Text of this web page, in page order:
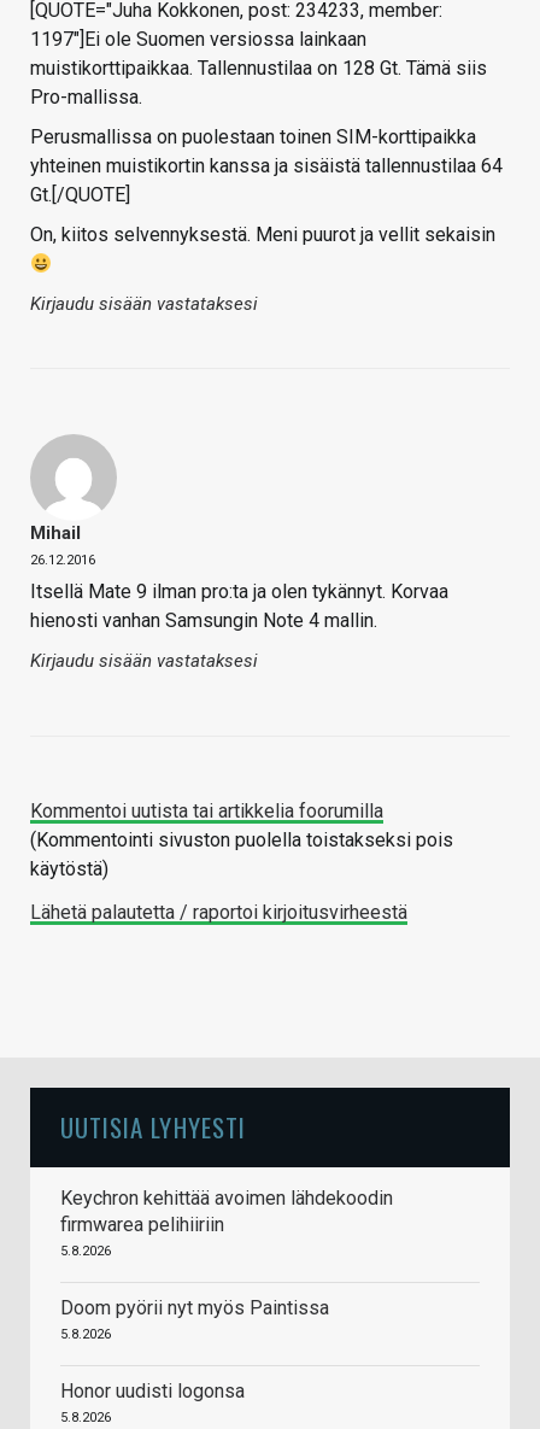
[QUOTE="Juha Kokkonen, post: 234233, member:
1197"]Ei ole Suomen versiossa lainkaan
muistikorttipaikkaa. Tallennustilaa on 128 Gt. Tämä siis
Pro-mallissa.
Perusmallissa on puolestaan toinen SIM-korttipaikka
yhteinen muistikortin kanssa ja sisäistä tallennustilaa 64
Gt.[/QUOTE]
On, kiitos selvennyksestä. Meni puurot ja vellit sekaisin
Kirjaudu sisään vastataksesi
Mihail
26.12.2016
Itsellä Mate 9 ilman pro:ta ja olen tykännyt. Korvaa
hienosti vanhan Samsungin Note 4 mallin.
Kirjaudu sisään vastataksesi
Kommentoi uutista tai artikkelia foorumilla
(Kommentointi sivuston puolella toistakseksi pois
käytöstä)
Lähetä palautetta / raportoi kirjoitusvirheestä
UUTISIA LYHYESTI
Keychron kehittää avoimen lähdekoodin
firmwarea pelihiiriin
5.8.2026
Doom pyörii nyt myös Paintissa
5.8.2026
Honor uudisti logonsa
5.8.2026